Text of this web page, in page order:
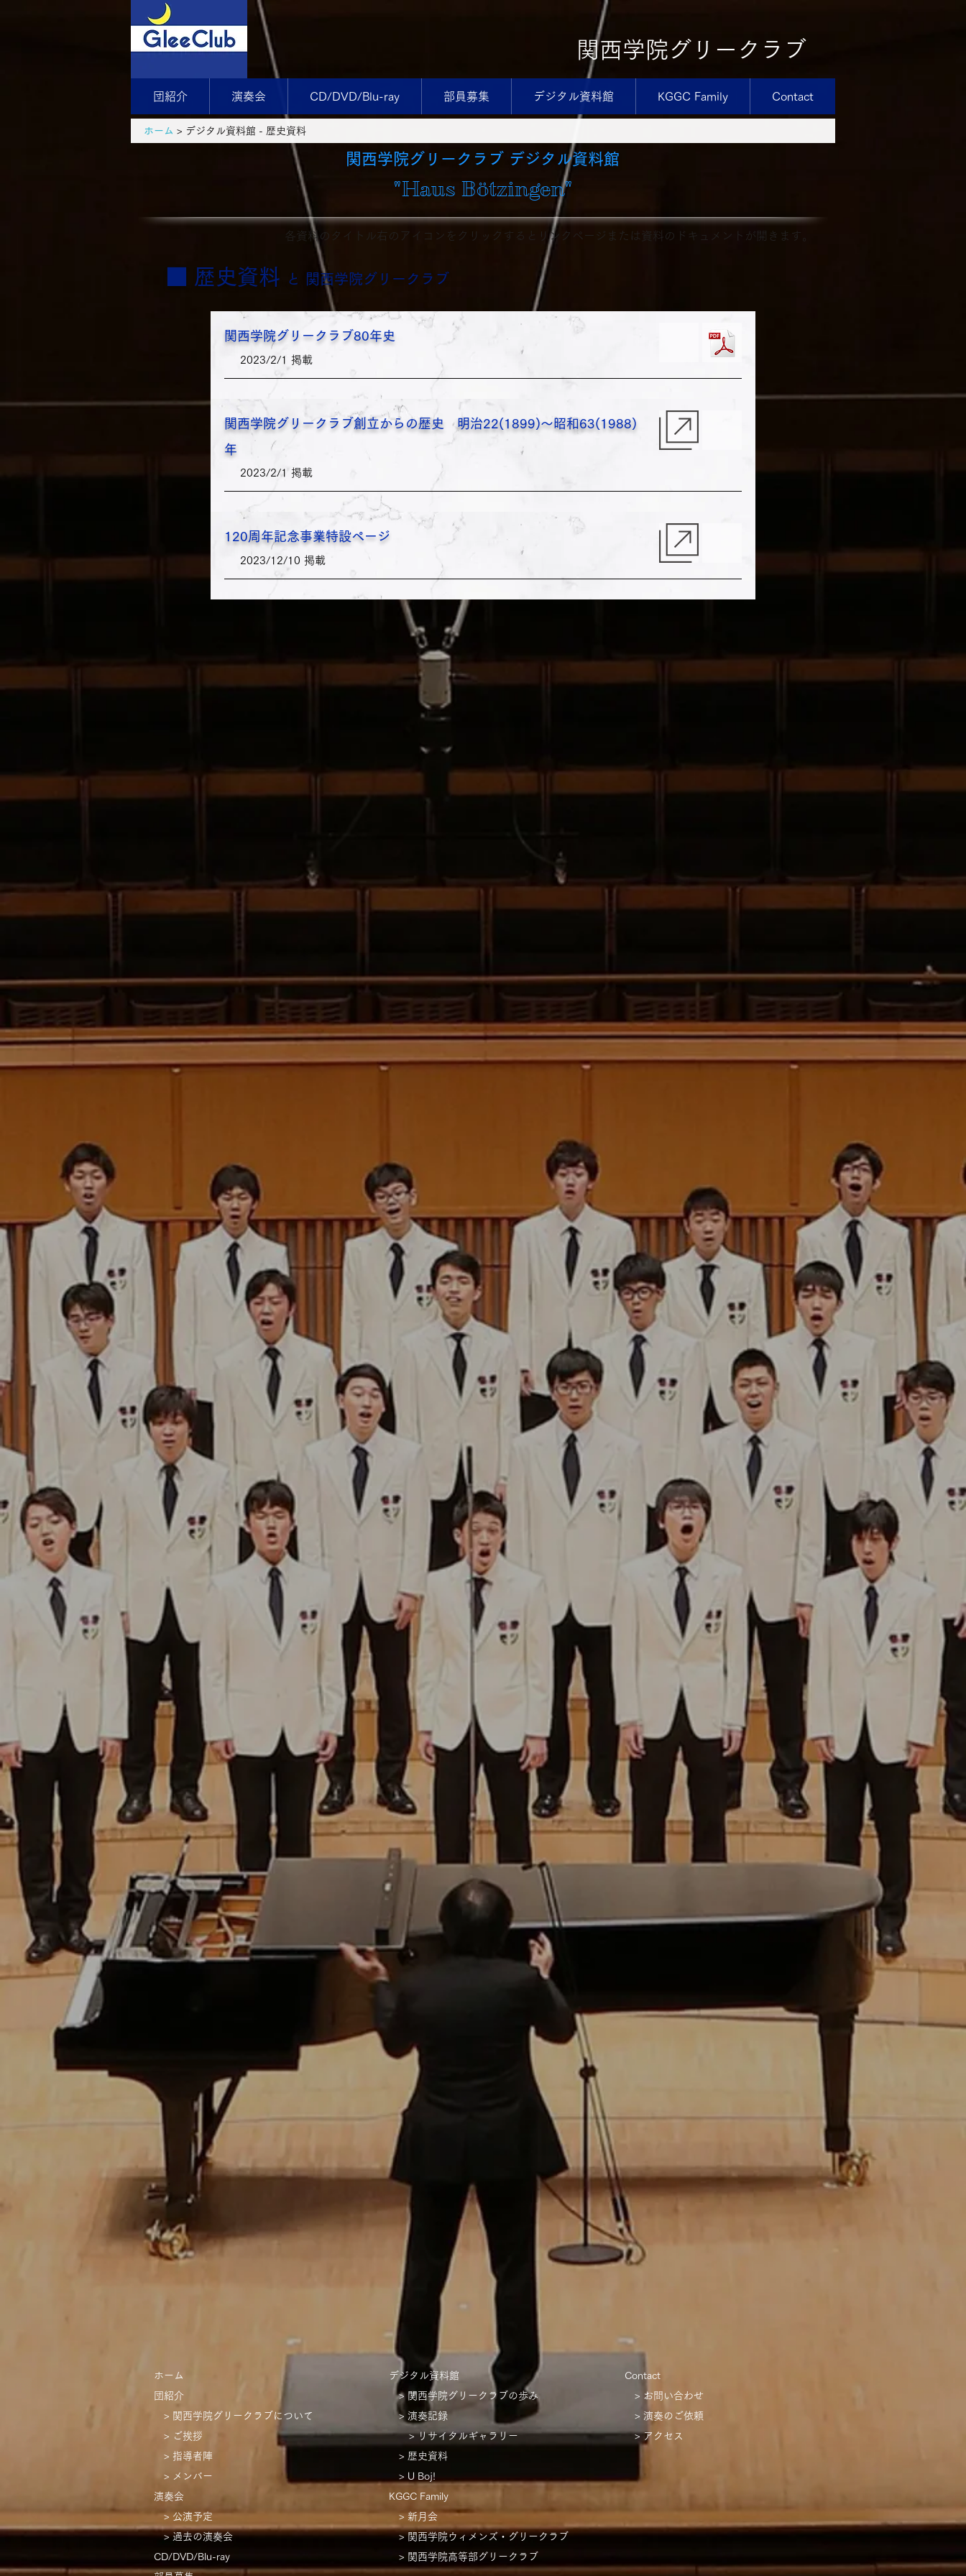
関西学院グリークラブ
団紹介 演奏会 CD/DVD/Blu-ray 部員募集 デジタル資料館 KGGC Family Contact
ホーム > デジタル資料館 - 歴史資料
​関西学院グリークラブ デジタル資料館
"Haus Bötzingen"
​各資料のタイトル右のアイコンをクリックするとリンクページまたは資料のドキュメントが開きます。
■ 歴史資料 と 関西学院グリークラブ
関西学院グリークラブ80年史
2023/2/1 掲載
関西学院グリークラブ創立からの歴史 明治22(1899)～昭和63(1988)
年
2023/2/1 掲載
120周年記念事業特設ページ
2023/12/10 掲載
ホーム
団紹介
> 関西学院グリークラブについて
> ご挨拶
> 指導者陣
> メンバー
演奏会
> 公演予定
​> 過去の演奏会
CD/DVD/Blu-ray
デジタル資料館
> 関西学院グリークラブの歩み
> 演奏記録
​
> リサイタルギャラリー
> 歴史 資料
> U Boj!
KGGC Family
> 新月会
> 関西学院ウィメンズ・グリークラブ
> 関西学院高等部グリークラブ
Contact
> お問い合わせ
> 演奏のご依頼
> アクセス